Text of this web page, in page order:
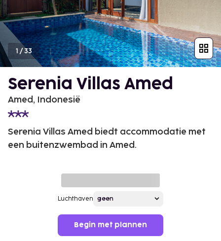
1 /33
Serenia Villas Amed
Amed, Indonesië
Serenia Villas Amed biedt accommodatie met
een buitenzwembad in Amed.
Luchthaven
Begin met plannen